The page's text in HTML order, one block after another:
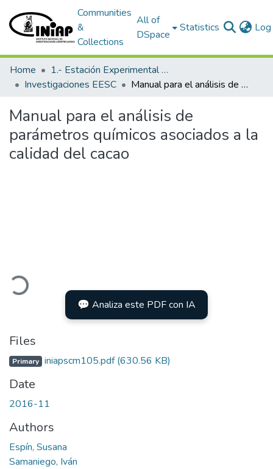
Communities
&
Collections
All of
DSpace
Statistics
Home
1.- Estación Experimental Santa Catalina
Investigaciones EESC
Manual para el análisis de parámetros químicos asociados a la calidad del cacao
Manual para el análisis de
parámetros químicos asociados a la
calidad del cacao
💬 Analiza este PDF con IA
Files
Primary iniapscm105.pdf(630.56 KB)
Date
2016-11
Authors
Espín, Susana
Samaniego, Iván